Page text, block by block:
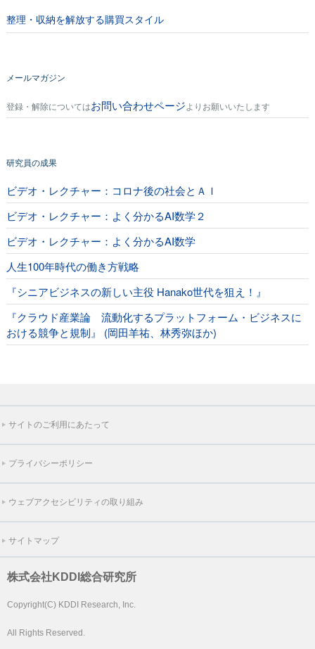
整理・収納を解放する購買スタイル
メールマガジン
登録・解除についてはお問い合わせページ よりお願いいたします
研究員の成果
ビデオ・レクチャー：コロナ後の社会とＡＩ
ビデオ・レクチャー：よく分かるAI数学２
ビデオ・レクチャー：よく分かるAI数学
人生100年時代の働き方戦略
『シニアビジネスの新しい主役 Hanako世代を狙え！』
『クラウド産業論 流動化するプラットフォーム・ビジネスに
おける競争と規制』 (岡田羊祐、林秀弥ほか)
サイトのご利用にあたって
プライバシーポリシー
ウェブアクセシビリティの取り組み
サイトマップ
株式会社KDDI総合研究所
Copyright(C) KDDI Research, Inc.
All Rights Reserved.